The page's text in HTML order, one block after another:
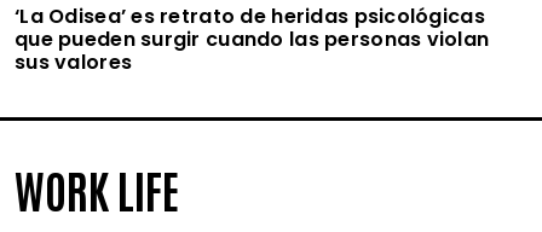
‘La Odisea’ es retrato de heridas psicológicas
que pueden surgir cuando las personas violan
sus valores
WORK LIFE